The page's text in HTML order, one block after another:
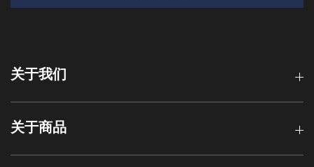
关于我们
关于商品